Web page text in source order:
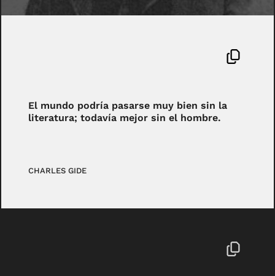
El mundo podría pasarse muy bien sin la
literatura; todavía mejor sin el hombre.
CHARLES GIDE